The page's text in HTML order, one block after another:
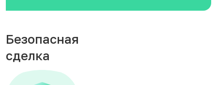
Безопасная
сделка